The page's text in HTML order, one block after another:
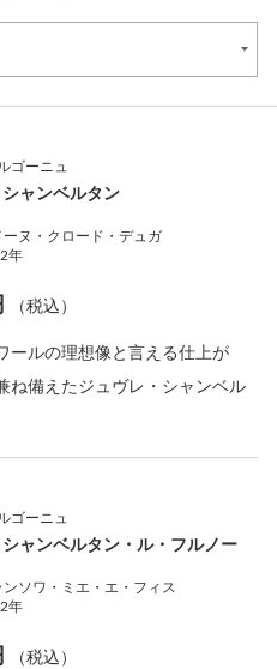
ゴーニュ
ャンベルタン
ーヌ・クロード・デュガ
年
（税込）
ールの理想像と言える仕上が
ね備えたジュヴレ・シャンベル
ゴーニュ
ャンベルタン・ル・フルノー
ンソワ・ミエ・エ・フィス
年
（税込）